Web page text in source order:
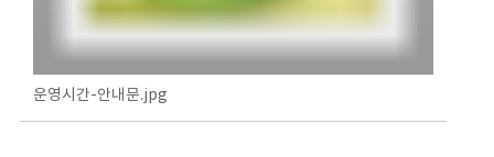
운영시간-안내문.jpg